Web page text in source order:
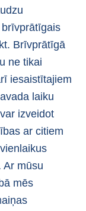
Brīvprātīgā
ne tikai
iesaistītajiem
laiku
izveidot
ar citiem
Ar mūsu
mēs